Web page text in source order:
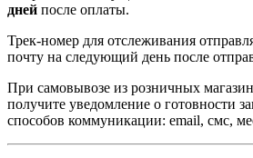
дней после оплаты.
Трек-номер для отслеживания
почту на следующий день после
При самовывозе из розничных
получите уведомление о готовности
способов коммуникации: email, смс,